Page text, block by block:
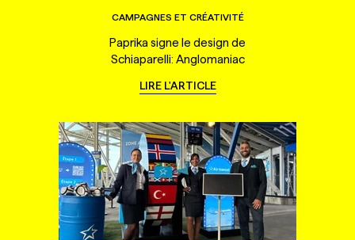
CAMPAGNES ET CRÉATIVITÉ
Paprika signe le design de
Schiaparelli: Anglomaniac
LIRE L'ARTICLE